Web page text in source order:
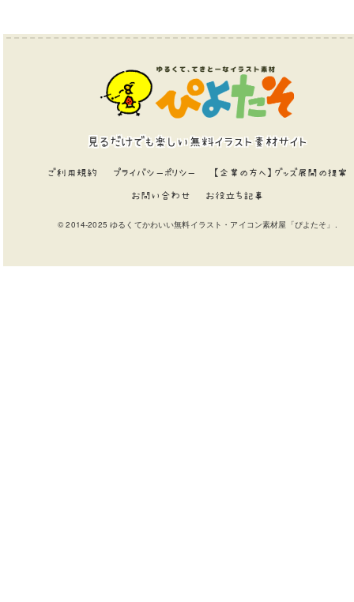
見るだけでも楽しい無料イラスト素材サイト
ご利用規約 プライバシーポリシー 【企業の方へ】グッズ展開の提案
お問い合わせ お役立ち記事
© 2014-2025 ゆるくてかわいい無料イラスト・アイコン素材屋「ぴよたそ」.